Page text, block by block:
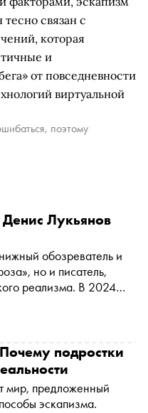
связан с
которая
и
от повседневности
виртуальной
поэтому
Лукьянов
обозреватель и
но и писатель,
реализма. В 2024
отрывок из книги,
подростки
мир, предложенный
эскапизма.